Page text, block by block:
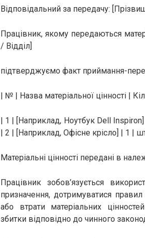
Відповідальний за передачу:
Працівник, якому передаються
/ Відділ]
підтверджуємо факт приймання-
| № | Назва матеріальної цінності |
| 1 | [Наприклад, Ноутбук Dell
| 2 | [Наприклад, Офісне крісло] | 1 |
Матеріальні цінності передані в
Працівник зобов’язується
призначення, дотримуватися
або втрати матеріальних
збитки відповідно до чинного